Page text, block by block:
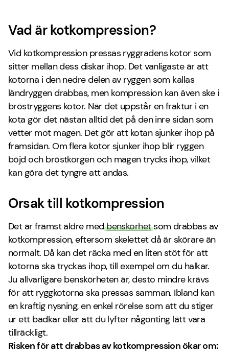
Vad är kotkompression?
Vid kotkompression pressas ryggradens kotor som
sitter mellan dess diskar ihop. Det vanligaste är att
kotorna i den nedre delen av ryggen som kallas
ländryggen drabbas, men kompression kan även ske i
bröstryggens kotor. När det uppstår en fraktur i en
kota gör det nästan alltid det på den inre sidan som
vetter mot magen. Det gör att kotan sjunker ihop på
framsidan. Om flera kotor sjunker ihop blir ryggen
böjd och bröstkorgen och magen trycks ihop, vilket
kan göra det tyngre att andas.
Orsak till kotkompression
Det är främst äldre medbenskörhetsom drabbas av
kotkompression, eftersom skelettet då är skörare än
normalt. Då kan det räcka med en liten stöt för att
kotorna ska tryckas ihop, till exempel om du halkar.
Ju allvarligare benskörheten är, desto mindre krävs
för att ryggkotorna ska pressas samman. Ibland kan
en kraftig nysning, en enkel rörelse som att du stiger
ur ett badkar eller att du lyfter någonting lätt vara
tillräckligt.
Risken för att drabbas av kotkompression ökar om: